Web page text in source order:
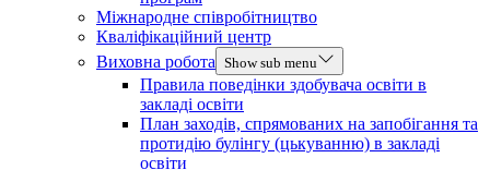
Міжнародне співробітництво
Кваліфікаційний центр
Виховна робота Show sub menu
Правила поведінки здобувача освіти в
закладі освіти
План заходів, спрямованих на запобігання та
протидію булінгу (цькуванню) в закладі
освіти